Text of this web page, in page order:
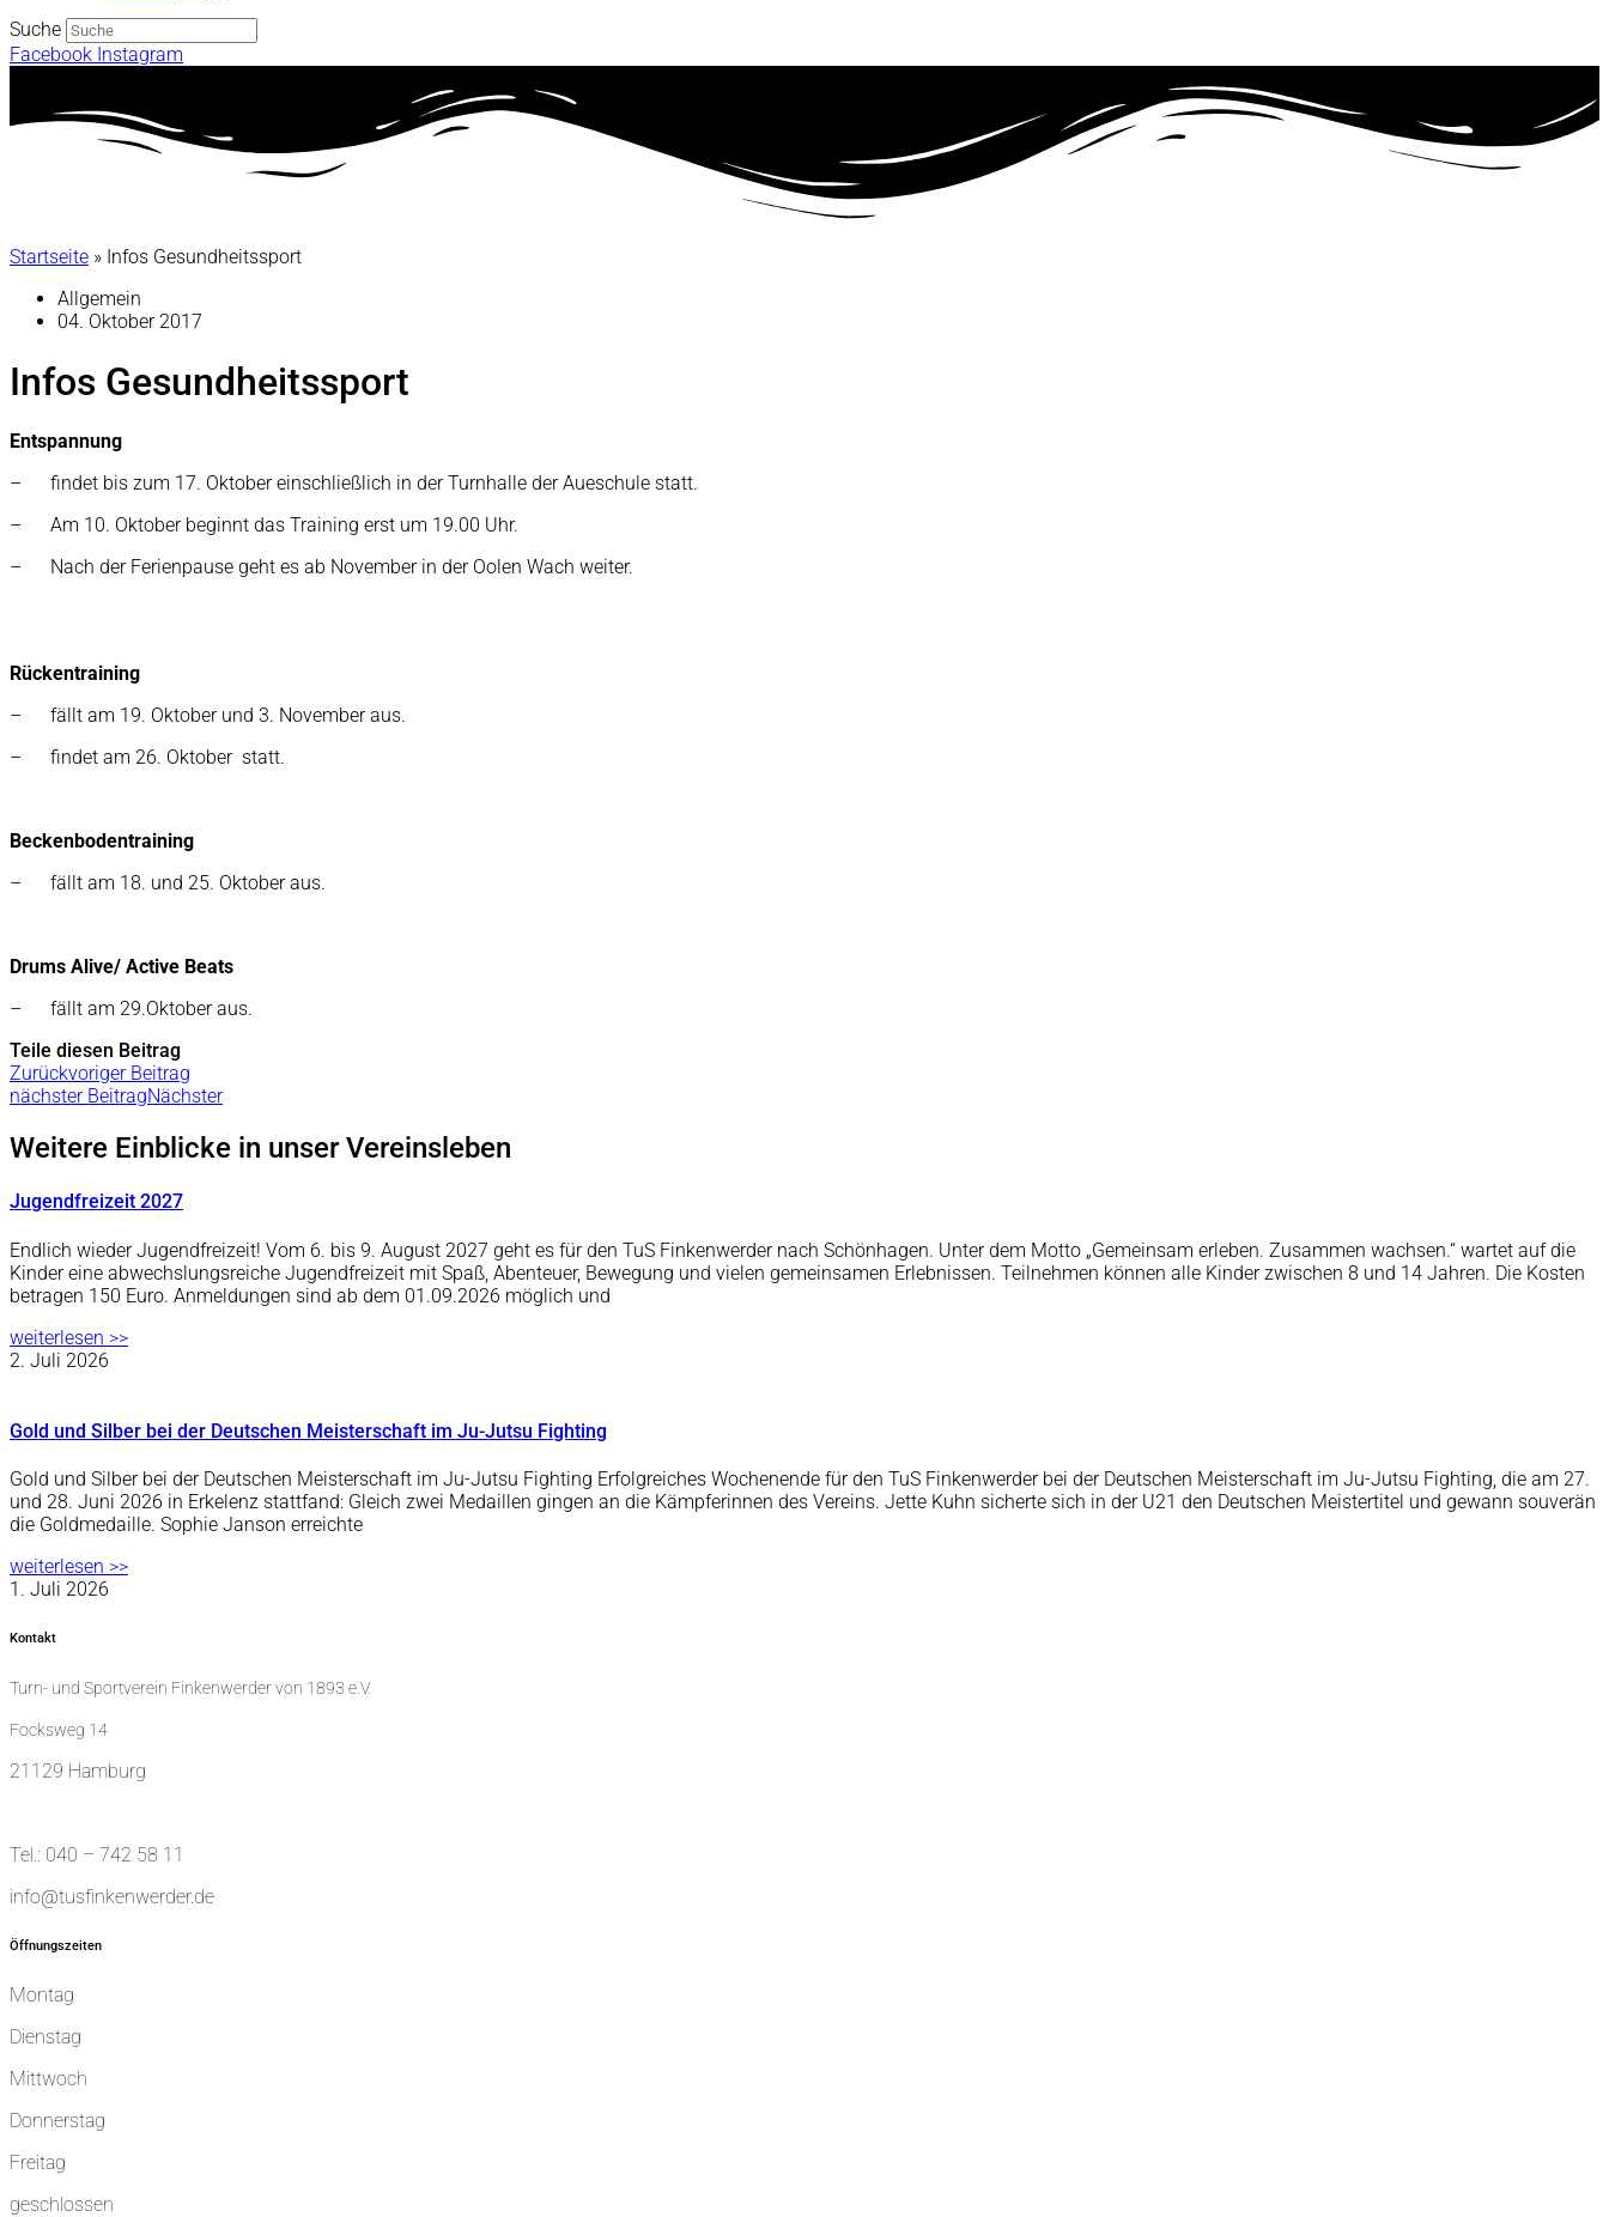
Suche
Facebook Instagram
Startseite » Infos Gesundheitssport
Allgemein
04. Oktober 2017
Infos Gesundheitssport
Entspannung
– findet bis zum 17. Oktober einschließlich in der Turnhalle der Aueschule statt.
– Am 10. Oktober beginnt das Training erst um 19.00 Uhr.
– Nach der Ferienpause geht es ab November in der Oolen Wach weiter.
Rückentraining
– fällt am 19. Oktober und 3. November aus.
– findet am 26. Oktober statt.
Beckenbodentraining
– fällt am 18. und 25. Oktober aus.
Drums Alive/ Active Beats
– fällt am 29.Oktober aus.
Teile diesen Beitrag
Zurückvoriger Beitrag
nächster BeitragNächster
Weitere Einblicke in unser Vereinsleben
Jugendfreizeit 2027
Endlich wieder Jugendfreizeit! Vom 6. bis 9. August 2027 geht es für den TuS Finkenwerder nach Schönhagen. Unter dem Motto „Gemeinsam erleben. Zusammen wachsen.“ wartet auf die
Kinder eine abwechslungsreiche Jugendfreizeit mit Spaß, Abenteuer, Bewegung und vielen gemeinsamen Erlebnissen. Teilnehmen können alle Kinder zwischen 8 und 14 Jahren. Die Kosten
betragen 150 Euro. Anmeldungen sind ab dem 01.09.2026 möglich und
weiterlesen >>
2. Juli 2026
Gold und Silber bei der Deutschen Meisterschaft im Ju-Jutsu Fighting
Gold und Silber bei der Deutschen Meisterschaft im Ju-Jutsu Fighting Erfolgreiches Wochenende für den TuS Finkenwerder bei der Deutschen Meisterschaft im Ju-Jutsu Fighting, die am 27.
und 28. Juni 2026 in Erkelenz stattfand: Gleich zwei Medaillen gingen an die Kämpferinnen des Vereins. Jette Kuhn sicherte sich in der U21 den Deutschen Meistertitel und gewann souverän
die Goldmedaille. Sophie Janson erreichte
weiterlesen >>
1. Juli 2026
Kontakt
Turn- und Sportverein Finkenwerder von 1893 e.V.
Focksweg 14
21129 Hamburg
Tel.: 040 – 742 58 11
info@tusfinkenwerder.de
Öffnungszeiten
Montag
Dienstag
Mittwoch
Donnerstag
Freitag
geschlossen